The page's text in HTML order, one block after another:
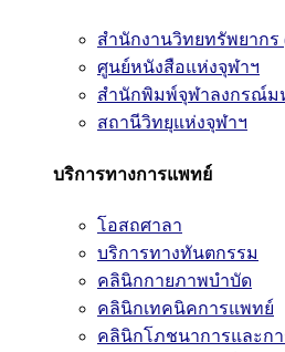
สำนักงานวิทยทรัพยากร
ศูนย์หนังสือแห่งจุฬาฯ
สำนักพิมพ์จุฬาลงกรณ์ม
สถานีวิทยุแห่งจุฬาฯ
บริการทางการแพทย์
โอสถศาลา
บริการทางทันตกรรม
คลินิกกายภาพบำบัด
คลินิกเทคนิคการแพทย์
คลินิกโภชนาการและก